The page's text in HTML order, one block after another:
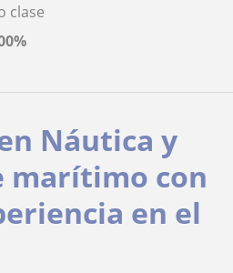
clase
Náutica y
con
en el